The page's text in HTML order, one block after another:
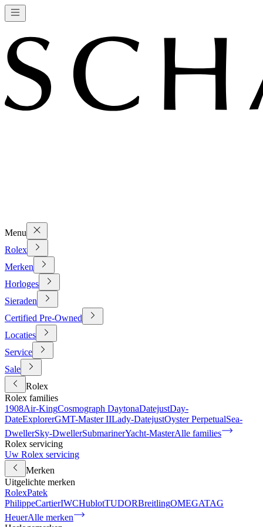
Menu
Rolex
Merken
Horloges
Sieraden
Certified Pre-Owned
Locaties
Service
Sale
Rolex
Rolex families
1908Air-KingCosmograph DaytonaDatejustDay-
DateExplorerGMT-Master IILady-DatejustOyster PerpetualSea-
DwellerSky-DwellerSubmarinerYacht-MasterAlle families
Rolex servicing
Uw Rolex servicing
Merken
Uitgelichte merken
RolexPatek
PhilippeCartierIWCHublotTUDORBreitlingOMEGATAG
HeuerAlle merken